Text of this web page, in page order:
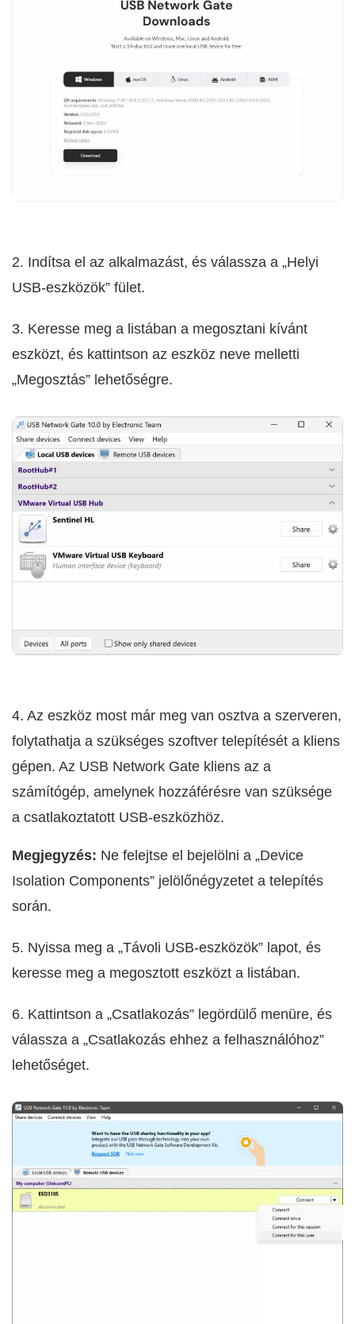
2. Indítsa el az alkalmazást, és válassza a „Helyi
USB-eszközök” fület.
3. Keresse meg a listában a megosztani kívánt
eszközt, és kattintson az eszköz neve melletti
„Megosztás” lehetőségre.
4. Az eszköz most már meg van osztva a szerveren,
folytathatja a szükséges szoftver telepítését a kliens
gépen. Az USB Network Gate kliens az a
számítógép, amelynek hozzáférésre van szüksége
a csatlakoztatott USB-eszközhöz.
Megjegyzés: Ne felejtse el bejelölni a „Device
Isolation Components” jelölőnégyzetet a telepítés
során.
5. Nyissa meg a „Távoli USB-eszközök” lapot, és
keresse meg a megosztott eszközt a listában.
6. Kattintson a „Csatlakozás” legördülő menüre, és
válassza a „Csatlakozás ehhez a felhasználóhoz”
lehetőséget.